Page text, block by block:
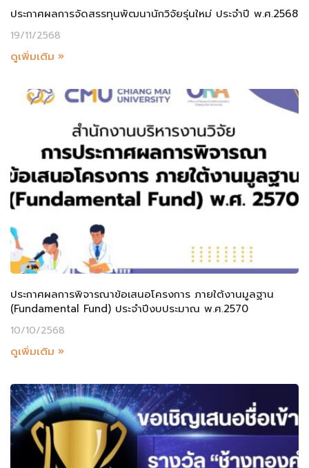
ประกาศผลการจัดสรรทุนพัฒนานักวิจัยรุ่นใหม่ ประจำปี พ.ศ.2568
19/11/2568
ดูเพิ่มเติม »
ประกาศผลการพิจารณาข้อเสนอโครงการ ภายใต้งานมูลฐาน
(Fundamental Fund) ประจำปีงบประมาณ พ.ศ.2570
10/10/2568
ดูเพิ่มเติม »